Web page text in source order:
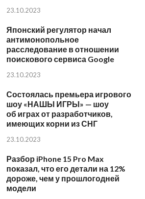
23.10.2023
Японский регулятор начал
антимонопольное
расследование в отношении
поискового сервиса Google
23.10.2023
Состоялась премьера игрового
шоу «НАШЫ ИГРЫ» — шоу
об играх от разработчиков,
имеющих корни из СНГ
23.10.2023
Разбор iPhone 15 Pro Max
показал, что его детали на 12%
дороже, чем у прошлогодней
модели